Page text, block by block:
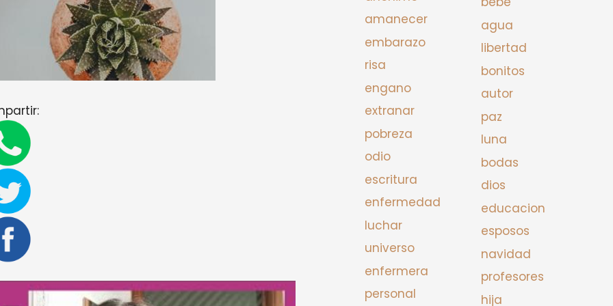
amanecer
embarazo
risa
engano
extranar
pobreza
odio
escritura
enfermedad
luchar
universo
enfermera
personal
agua
libertad
bonitos
autor
paz
luna
bodas
dios
educacion
esposos
navidad
profesores
hija